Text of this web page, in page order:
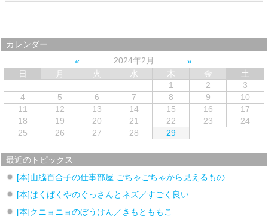
カレンダー
2024年2月
日
月 火 水 木 金
土
1
2
3
4
5 6 7 8 9
10
11
12 13 14 15 16
17
18
19 20 21 22 23
24
25
26 27 28 29
最近のトピックス
[本]山脇百合子の仕事部屋 ごちゃごちゃから見えるもの
[本]ぱくぱくやのぐっさんとネズ／すごく良い
[本]クニョニョのぼうけん／きもとももこ